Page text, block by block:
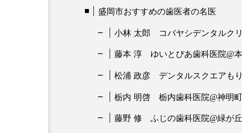
盛岡市おすすめの歯医者の名医
小林 太郎 コバヤシデンタルク
藤本 淳 ゆいとぴあ歯科医院@
松浦 政彦 デンタルスクエアも
栃内 明啓 栃内歯科医院@神明町
藤野 修 ふじの歯科医院@緑が丘